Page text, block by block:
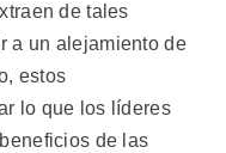
de tales
a un alejamiento de
estos
lo que los líderes
de las